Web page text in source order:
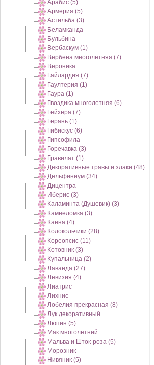
Арабис (5)
Армерия (5)
Астильба (3)
Беламканда
Бульбина
Вербаскум (1)
Вербена многолетняя (7)
Вероника
Гайлардия (7)
Гаултерия (1)
Гаура (1)
Гвоздика многолетняя (6)
Гейхера (7)
Герань (1)
Гибискус (6)
Гипсофила
Горечавка (3)
Гравилат (1)
Декоративные травы и злаки (48)
Дельфиниум (34)
Дицентра
Иберис (3)
Каламинта (Душевик) (3)
Камнеломка (3)
Канна (4)
Колокольчики (28)
Кореопсис (11)
Котовник (3)
Купальница (2)
Лаванда (27)
Левизия (4)
Лиатрис
Лихнис
Лобелия прекрасная (8)
Лук декоративный
Люпин (5)
Мак многолетний
Мальва и Шток-роза (5)
Морозник
Нивяник (5)